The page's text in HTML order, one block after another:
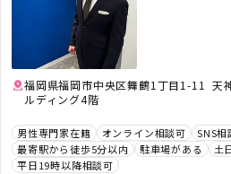
福岡県福岡市中央区舞鶴1丁目1-11 天
ルディング4階
男性専門家在籍 オンライン相談可 SNS相
最寄駅から徒歩5分以内
駐車場がある
土
平日19時以降相談可